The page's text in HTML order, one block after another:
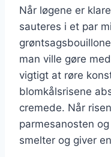
Når løgene er
sauteres i et par
man ville gøre
vigtigt at røre
blomkålsrisene
cremede. Når
parmesanosten
smelter og giver